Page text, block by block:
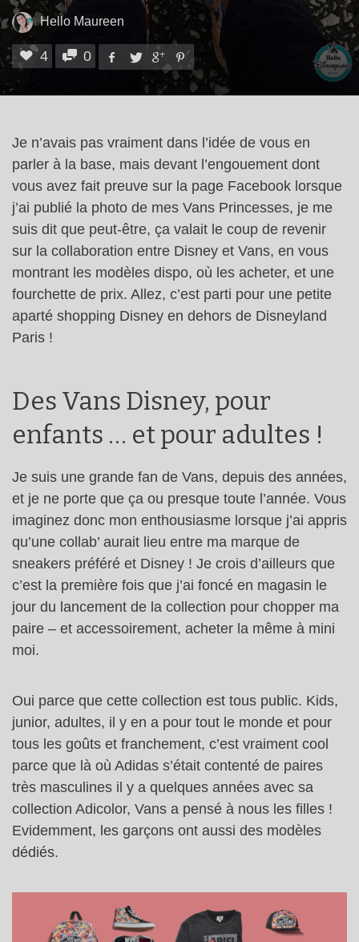
Hello Maureen
4 0
Je n’avais pas vraiment dans l’idée de vous en
parler à la base, mais devant l’engouement dont
vous avez fait preuve sur la page Facebook lorsque
j’ai publié la photo de mes Vans Princesses, je me
suis dit que peut-être, ça valait le coup de revenir
sur la collaboration entre Disney et Vans, en vous
montrant les modèles dispo, où les acheter, et une
fourchette de prix. Allez, c’est parti pour une petite
aparté shopping Disney en dehors de Disneyland
Paris !
Des Vans Disney, pour
enfants … et pour adultes !
Je suis une grande fan de Vans, depuis des années,
et je ne porte que ça ou presque toute l’année. Vous
imaginez donc mon enthousiasme lorsque j’ai appris
qu’une collab’ aurait lieu entre ma marque de
sneakers préféré et Disney ! Je crois d’ailleurs que
c’est la première fois que j’ai foncé en magasin le
jour du lancement de la collection pour chopper ma
paire – et accessoirement, acheter la même à mini
moi.
Oui parce que cette collection est tous public. Kids,
junior, adultes, il y en a pour tout le monde et pour
tous les goûts et franchement, c’est vraiment cool
parce que là où Adidas s’était contenté de paires
très masculines il y a quelques années avec sa
collection Adicolor, Vans a pensé à nous les filles !
Evidemment, les garçons ont aussi des modèles
dédiés.